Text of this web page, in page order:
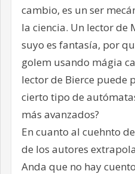
cambio, es un ser
la ciencia. Un lector de
suyo es fantasía, por
golem usando mágia
lector de Bierce puede
cierto tipo de
más avanzados?
En cuanto al cuehnto
de los autores
Anda que no hay